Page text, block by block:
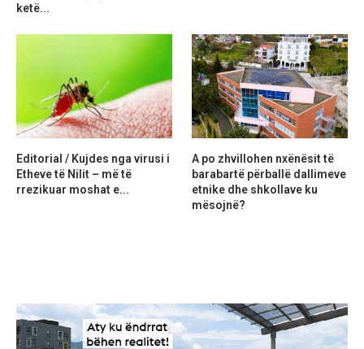
ketë...
Editorial / Kujdes nga virusi i
Etheve të Nilit – më të
rrezikuar moshat e...
A po zhvillohen nxënësit të
barabartë përballë dallimeve
etnike dhe shkollave ku
mësojnë?